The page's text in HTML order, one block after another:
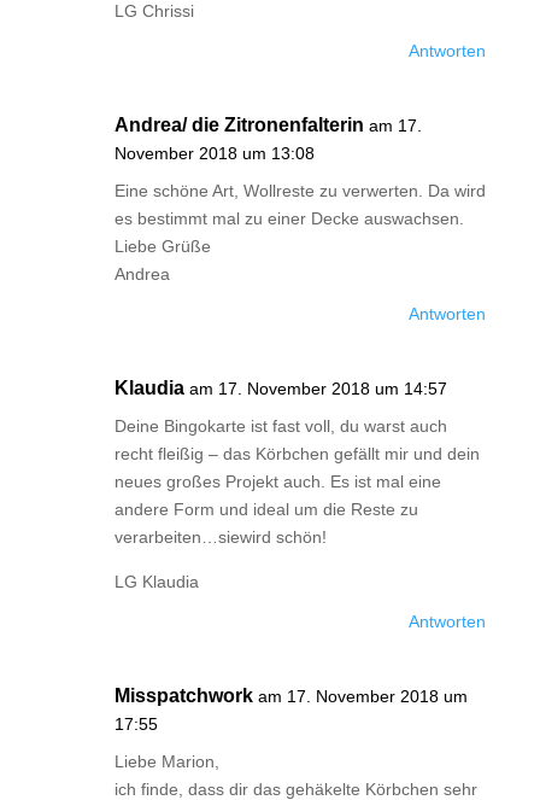
LG Chrissi
Antworten
Andrea/ die Zitronenfalterin am 17.
November 2018 um 13:08
Eine schöne Art, Wollreste zu verwerten. Da wird
es bestimmt mal zu einer Decke auswachsen.
Liebe Grüße
Andrea
Antworten
Klaudia am 17. November 2018 um 14:57
Deine Bingokarte ist fast voll, du warst auch
recht fleißig – das Körbchen gefällt mir und dein
neues großes Projekt auch. Es ist mal eine
andere Form und ideal um die Reste zu
verarbeiten…siewird schön!
LG Klaudia
Antworten
Misspatchwork am 17. November 2018 um
17:55
Liebe Marion,
ich finde, dass dir das gehäkelte Körbchen sehr